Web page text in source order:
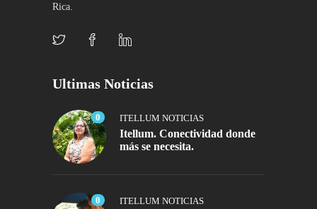
Rica.
Ultimas Noticias
0 ITELLUM NOTICIAS
Itellum. Conectividad donde
más se necesita.
0 ITELLUM NOTICIAS